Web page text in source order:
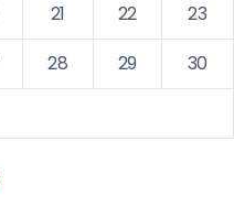
21 22
23
28 29
30